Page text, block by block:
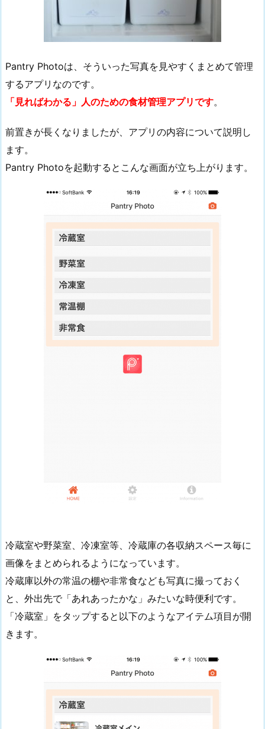
Pantry Photoは、そういった写真を見やすくまとめて管理
するアプリなのです。
「見ればわかる」人のための食材管理アプリです。
前置きが長くなりましたが、アプリの内容について説明し
ます。
Pantry Photoを起動するとこんな画面が立ち上がります。
冷蔵室や野菜室、冷凍室等、冷蔵庫の各収納スペース毎に
画像をまとめられるようになっています。
冷蔵庫以外の常温の棚や非常食なども写真に撮っておく
と、外出先で「あれあったかな」みたいな時便利です。
「冷蔵室」をタップすると以下のようなアイテム項目が開
きます。